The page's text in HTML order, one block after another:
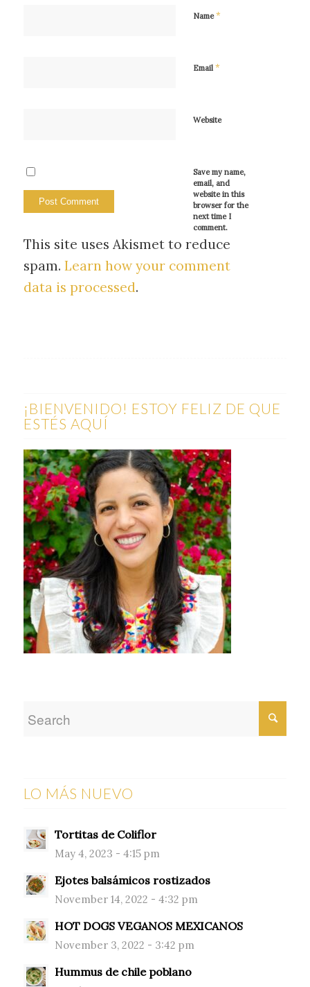
Name*
Email *
Website
Save my name,
email, and
website in this
browser for the
next time I
comment.
This site uses Akismet to reduce
spam. Learn how your comment
data is processed.
¡BIENVENIDO! ESTOY FELIZ DE QUE
ESTÉS AQUÍ
LO MÁS NUEVO
Tortitas de Coliflor
May 4, 2023 - 4:15 pm
Ejotes balsámicos rostizados
November 14, 2022 - 4:32 pm
HOT DOGS VEGANOS MEXICANOS
November 3, 2022 - 3:42 pm
Hummus de chile poblano